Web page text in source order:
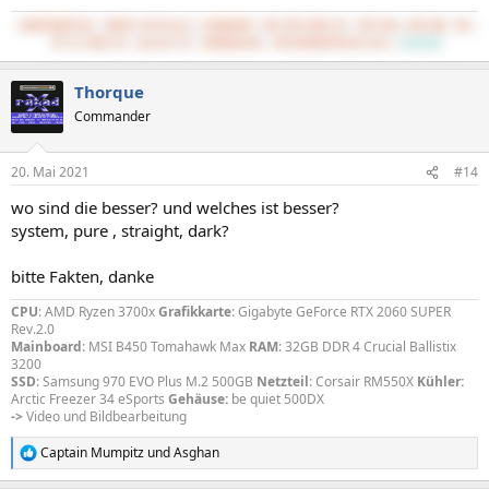
Thorque
Commander
20. Mai 2021 #14
wo sind die besser? und welches ist besser?
system, pure , straight, dark?
bitte Fakten, danke
CPU: AMD Ryzen 3700xGrafikkarte: Gigabyte GeForce RTX 2060 SUPER
Rev.2.0
Mainboard: MSI B450 Tomahawk Max RAM: 32GB DDR 4 Crucial Ballistix
3200
SSD: Samsung 970 EVO Plus M.2 500GB Netzteil: Corsair RM550X Kühler:
Arctic Freezer 34 eSports Gehäuse: be quiet 500DX
->Video und Bildbearbeitung
R
e
Captain Mumpitz undAsghan